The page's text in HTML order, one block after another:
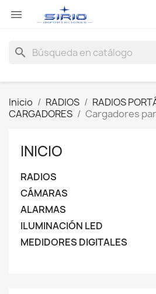

search
Inicio RADIOS
RADIOS
CARGADORES
Cargadores
INICIO
RADIOS
CÁMARAS
ALARMAS
ILUMINACIÓN LED
MEDIDORES DIGITALES